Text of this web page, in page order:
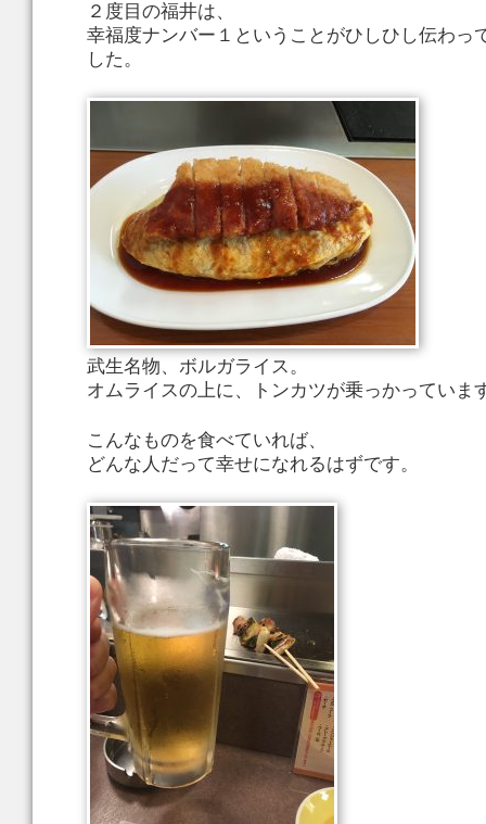
２度目の福井は、
幸福度ナンバー１ということがひしひし伝わっ
した。
武生名物、ボルガライス。
オムライスの上に、トンカツが乗っかっていま
こんなものを食べていれば、
どんな人だって幸せになれるはずです。